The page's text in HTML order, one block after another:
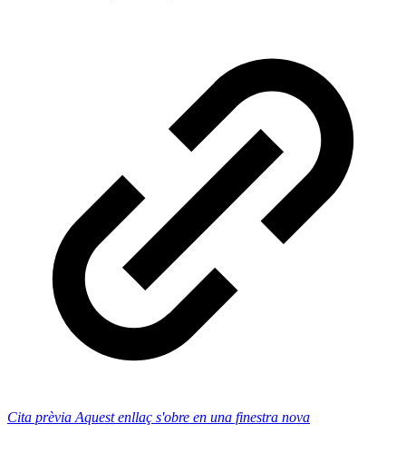
Cita prèvia Aquest enllaç s'obre en una finestra nova